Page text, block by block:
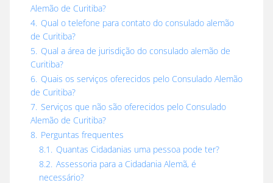
Alemão de Curitiba?
4. Qual o telefone para contato do consulado alemão
de Curitiba?
5. Qual a área de jurisdição do consulado alemão de
Curitiba?
6. Quais os serviços oferecidos pelo Consulado Alemão
de Curitiba?
7. Serviços que não são oferecidos pelo Consulado
Alemão de Curitiba?
8. Perguntas frequentes
8.1. Quantas Cidadanias uma pessoa pode ter?
8.2. Assessoria para a Cidadania Alemã, é
necessário?